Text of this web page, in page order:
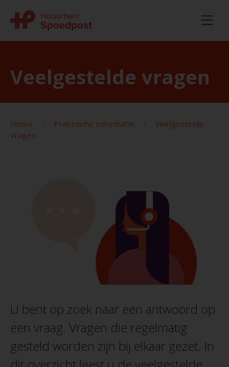
Veelgestelde vragen
Home Praktische informatie
Veelgestelde
vragen
U bent op zoek naar een antwoord op
een vraag. Vragen die regelmatig
gesteld worden zijn bij elkaar gezet. In